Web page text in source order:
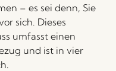
– es sei denn, Sie
sich. Dieses
umfasst einen
und ist in vier